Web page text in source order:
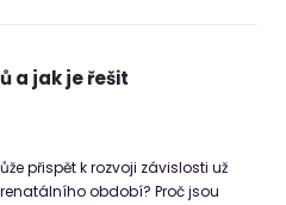
a jak je řešit
přispět k rozvoji závislosti už
období? Proč jsou